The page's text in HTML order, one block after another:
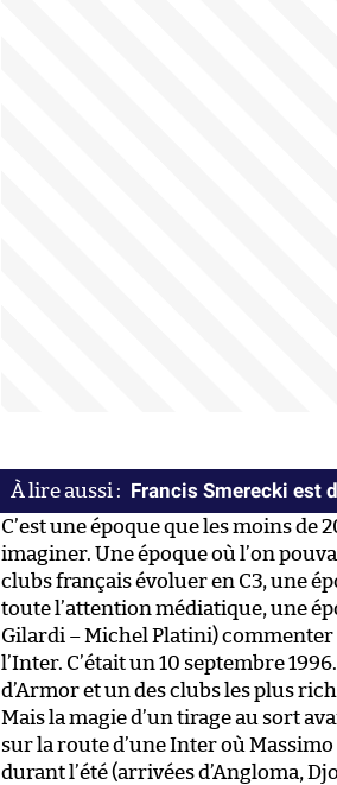
Francis Smerecki est
C’est une époque que les moins de
imaginer. Une époque où l’on
clubs français évoluer en C3, une
toute l’attention médiatique, une
Gilardi – Michel Platini) commenter
l’Inter. C’était un 10 septembre
d’Armor et un des clubs les plus
Mais la magie d’un tirage au sort
sur la route d’une Inter où
durant l’été (arrivées d’Angloma,